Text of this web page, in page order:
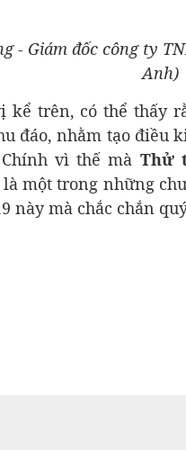
- Giám đốc công ty
Anh)
kể trên, có thể thấy
đáo, nhằm tạo điều
vì thế mà Thử
là một trong những
này mà chắc chắn